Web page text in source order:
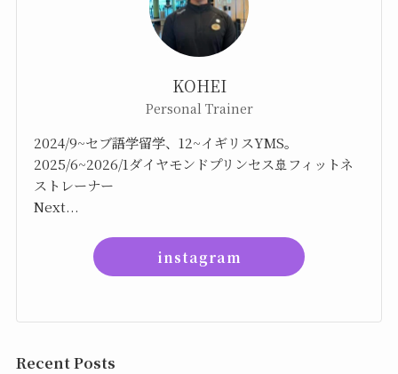
KOHEI
Personal Trainer
2024/9~セブ語学留学、12~イギリスYMS。
2025/6~2026/1ダイヤモンドプリンセス🚢フィットネ
ストレーナー
Next...
instagram
Recent Posts